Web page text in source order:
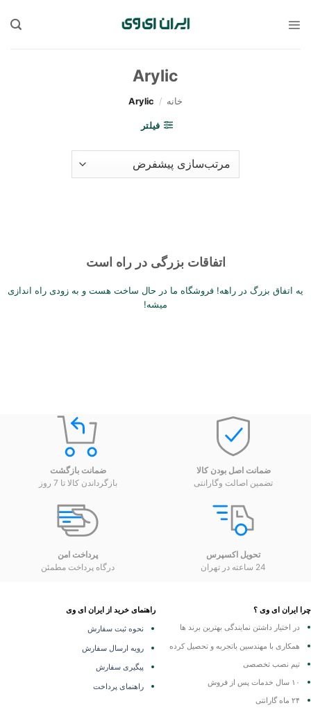
Arylic
خانه /
Arylic
فیلتر
اتفاقات بزرگی در راه است
یه اتفاق بزرگ در راهه! فروشگاه ما در حال ساخت هست و به زودی راه اندازی
میشه!
ضمانت اصل بودن کالا
تضمین اصالت وگارانتی
ضمانت بازگشت
بازگرداندن کالا تا 7 روز
تحویل اکسپرس
24 ساعته در تهران
پرداخت امن
درگاه پرداخت مطمئن
ایران ای وی ؟
در اختیار داشتن نمایندگیبهترین برند ها
همکاری با مهندسین باتجربه و تحصیل کرده
تیم نصب تخصصی
۲۴ ماه گارانتی
راهنمای خرید از ایران ای وی
نحوه ثبت سفارش
رویه ارسال سفارش
پیگیری سفارش
راهنمای پرداخت